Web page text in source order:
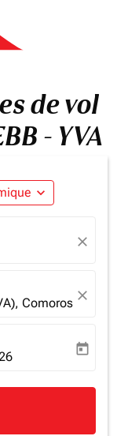
de vol
- YVA
expand_more
close
Comoros close
return-date-aria-
today